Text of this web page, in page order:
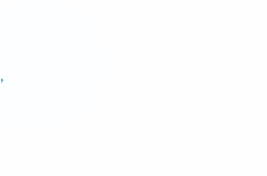
,